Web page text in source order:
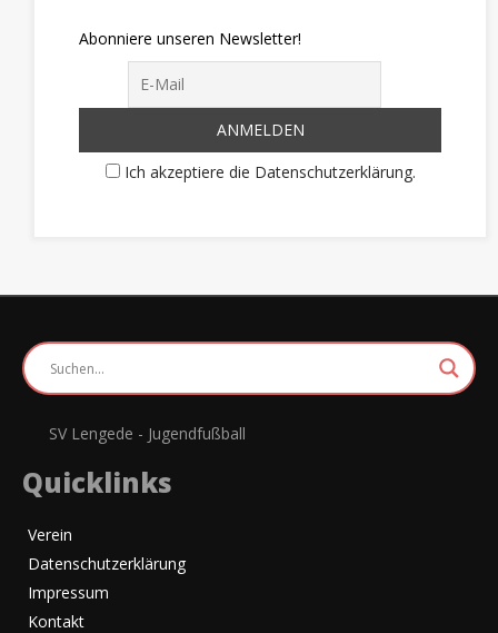
Abonniere unseren Newsletter!
Ich akzeptiere die Datenschutzerklärung.
SV Lengede - Jugendfußball
Quicklinks
Verein
Datenschutzerklärung
Impressum
Kontakt